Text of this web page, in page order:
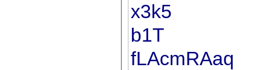
x3k5
b1T
fLAcmRAaq